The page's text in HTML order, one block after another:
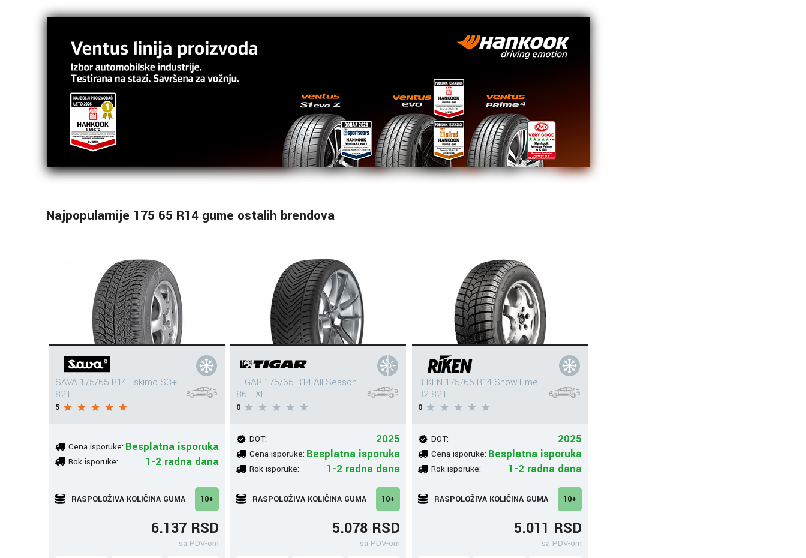
Najpopularnije 175 65 R14 gume ostalih brendova
SAVA 175/65 R14 Eskimo S3+
82T
5
Cena isporuke: Besplatna isporuka
Rok isporuke: 1-2 radna dana
RASPOLOŽIVA KOLIČINA GUMA 10+
6.137 RSD
sa PDV-om
TIGAR 175/65 R14 All Season
86H XL
0
DOT: 2025
Cena isporuke: Besplatna isporuka
Rok isporuke: 1-2 radna dana
RASPOLOŽIVA KOLIČINA GUMA 10+
5.078 RSD
sa PDV-om
RIKEN 175/65 R14 SnowTime
B2 82T
0
DOT: 2025
Cena isporuke: Besplatna isporuka
Rok isporuke: 1-2 radna dana
RASPOLOŽIVA KOLIČINA GUMA 10+
5.011 RSD
sa PDV-om